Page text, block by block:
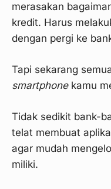
merasakan
kredit. Harus
dengan pergi ke
Tapi sekarang
smartphonekamu
Tidak sedikit bank-
telat membuat
agar mudah
miliki.